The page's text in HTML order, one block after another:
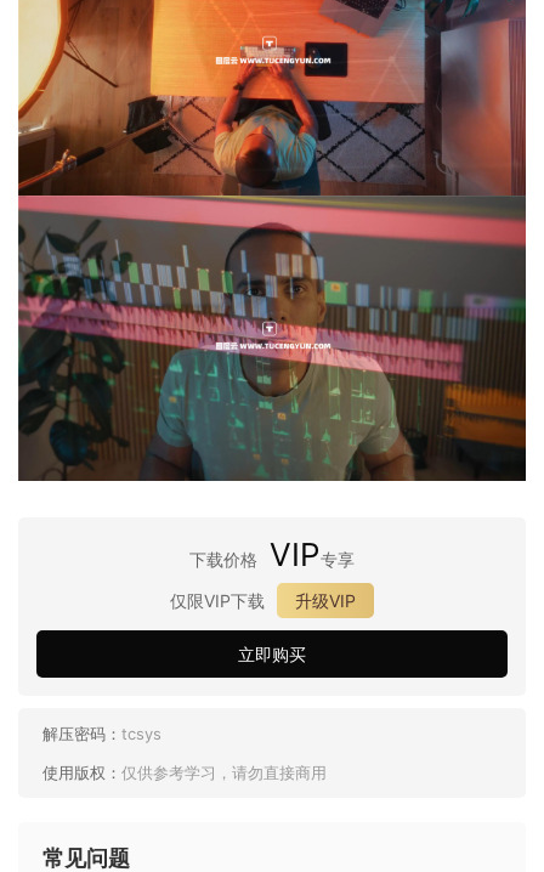
下载价格 VIP专享
仅限VIP下载
升级VIP
立即购买
解压密码： tcsys
使用版权： 仅供参考学习，请勿直接商用
常见问题